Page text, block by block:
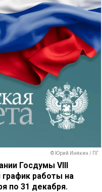
© Юрий Инякин / ПГ
Госдумы VIII
работы на
по 31 декабря.